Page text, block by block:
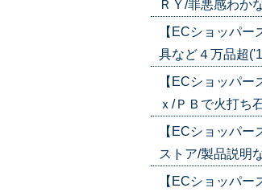
ＲＹ/罪悪感わか
【ECショッパ
具など４万品超
【ECショッパ
ｘ/ＰＢで火打ち
【ECショッパ
ストア/製品説明
【ECショッパ